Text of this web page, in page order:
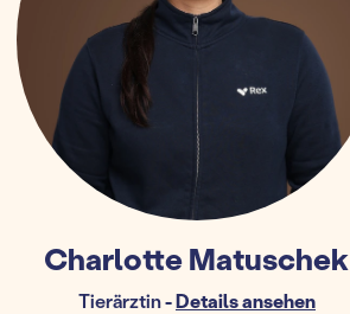
Charlotte Matuschek
Tierärztin-Details ansehen